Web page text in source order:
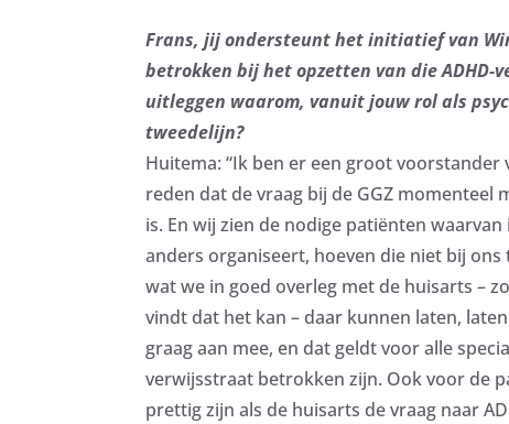
Frans, jij ondersteunt het initiatief van
betrokken bij het opzetten van die ADHD-
uitleggen waarom, vanuit jouw rol als
tweedelijn?
Huitema: “Ik ben er een groot voorstander
reden dat de vraag bij de GGZ momenteel
is. En wij zien de nodige patiënten
anders organiseert, hoeven die niet bij
wat we in goed overleg met de huisarts –
vindt dat het kan – daar kunnen laten,
graag aan mee, en dat geldt voor alle
verwijsstraat betrokken zijn. Ook voor de
prettig zijn als de huisarts de vraag naar